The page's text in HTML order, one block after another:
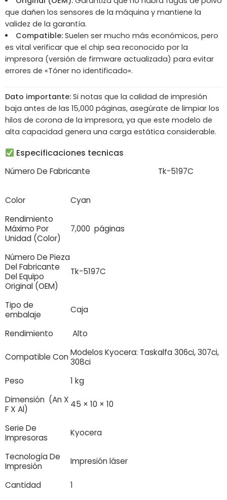
que dañen los sensores de la máquina y mantiene la
validez de la garantía.
Compatible:Suelen ser mucho más económicos, pero
es vital verificar que el chip sea reconocido por la
impresora (versión de firmware actualizada) para evitar
errores de «Tóner no identificado».
Dato importante: Si notas que la calidad de impresión
baja antes de las 15,000 páginas, asegúrate de limpiar los
hilos de corona de la impresora, ya que este modelo de
alta capacidad genera una carga estática considerable.
Especificaciones tecnicas
Número De Fabricante Tk-5197C
Color
Cyan
Rendimiento
Máximo Por
Unidad (Color)
7,000 páginas
Número De Pieza
Del Fabricante
Del Equipo
Original (OEM)
Tk-5197C
Tipo de
embalaje
Caja
Rendimiento Alto
Compatible ConModelos Kyocera: Taskalfa 306ci, 307ci,
308ci
Peso
1 kg
Dimensión (An X
F X Al)
45 × 10 × 10
Serie De
Impresoras
Kyocera
Tecnología De
Impresión
Impresión láser
Cantidad 1